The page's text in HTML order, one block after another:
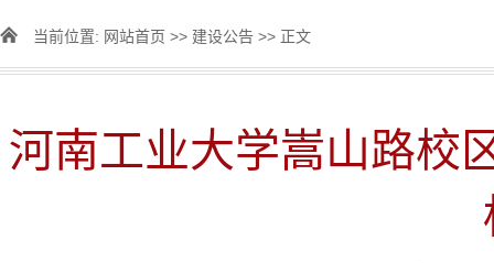
当前位置: 网站首页 >> 建设公告 >> 正文
河南工业大学嵩山路校